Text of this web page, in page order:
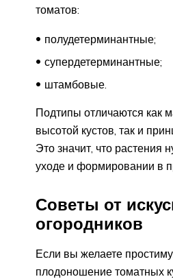
томатов:
полудетерминантные;
супердетерминантные;
штамбовые.
Подтипы отличаются как
высотой кустов, так и
Это значит, что растения
уходе и формировании в
Советы от
огородников
Если вы желаете
плодоношение томатных